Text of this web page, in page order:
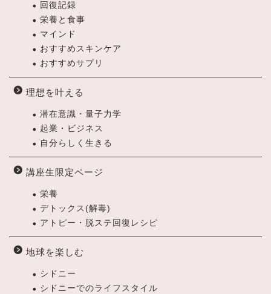
回復記録
栄養と食事
マインド
おすすめスキンケア
おすすめサプリ
理想を叶える
潜在意識・量子力学
起業・ビジネス
自分らしく生きる
講座生限定ページ
栄養
デトックス(解毒)
アトピー・脱ステ回復レシピ
地球を楽しむ
シドニー
シドニーでのライフスタイル